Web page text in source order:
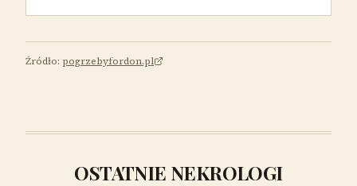
Źródło: pogrzebyfordon.pl
OSTATNIE NEKROLOGI